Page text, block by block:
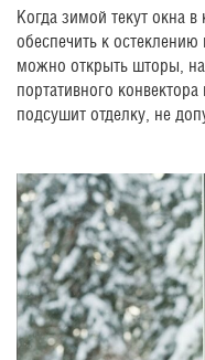
Когда зимой текут окна
обеспечить к остеклению
можно открыть шторы,
портативного
подсушит отделку, не